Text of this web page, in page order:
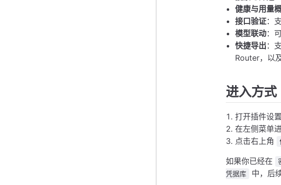
健康与用量
接口验证：
模型联动：
快捷导出 ：
Router，以
进入方式
打开插件设置
在左侧菜单
点击右上角
如果你已经在
凭据库
中，后